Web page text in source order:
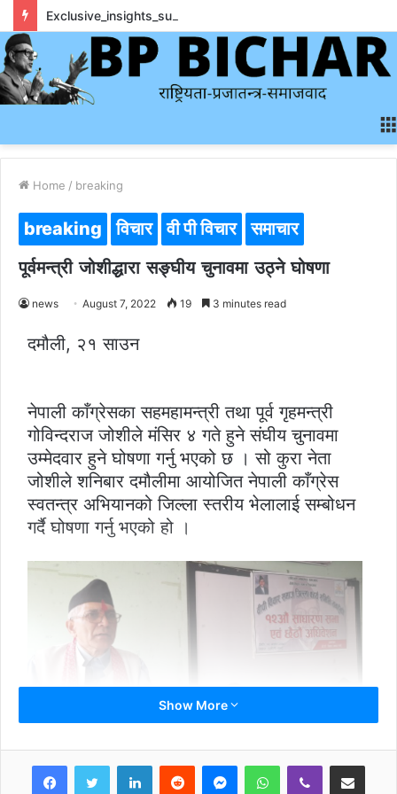
Home / breaking
breaking विचार वी पी विचार समाचार
पूर्वमन्त्री जोशीद्धारा सङ्घीय चुनावमा उठ्ने घोषणा
news August 7, 2022 19 3 minutes read
दमौली, २१ साउन
नेपाली काँग्रेसका सहमहामन्त्री तथा पूर्व गृहमन्त्री
गोविन्दराज जोशीले मंसिर ४ गते हुने संघीय चुनावमा
उम्मेदवार हुने घोषणा गर्नु भएको छ । सो कुरा नेता
जोशीले शनिबार दमौलीमा आयोजित नेपाली काँग्रेस
स्वतन्त्र अभियानको जिल्ला स्तरीय भेलालाई सम्बोधन
गर्दै घोषणा गर्नु भएको हो ।
स्थानीय तहको निर्वाचनमा आफ्नो स्वतन्त्र समुहले
प्राप्त गरेको मतले नै आफूले चुनाव जिप्ने जोशीको दाबी
Show More
LinkedInReddit MessengerWhatsAppViber Share via Email